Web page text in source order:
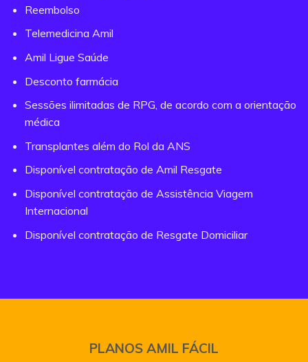
Reembolso
Telemedicina Amil
Amil Ligue Saúde
Desconto farmácia
Sessões ilimitadas de RPG, de acordo com a orientação
médica
Transplantes além do Rol da ANS
Disponível contratação de Amil Resgate
Disponível contratação de Assistência Viagem
Internacional
Disponível contratação de Resgate Domiciliar
PLANOS AMIL FÁCIL